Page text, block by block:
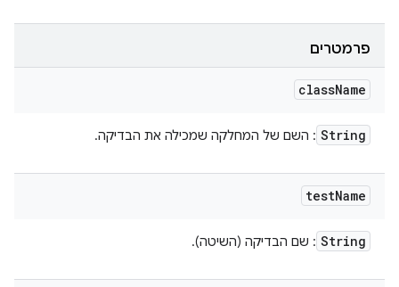
פרמטרים
className
String : השם של המחלקה שמכילה את הבדיקה.
testName
String : שם הבדיקה (השיטה).